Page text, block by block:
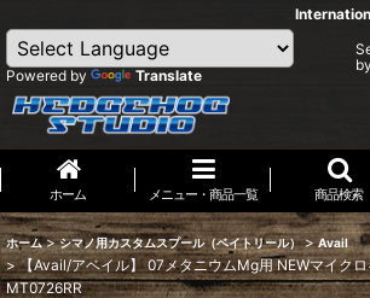
Powered by Translate
ホーム メニュー・商品一覧 商品検索
ホーム > シマノ用カスタムスプール（ベイトリール） > Avail
> 【Avail/アベイル】 07メタニウムMg用 NEWマイク
MT0726RR